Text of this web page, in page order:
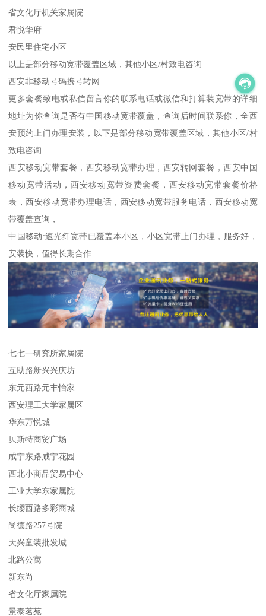
省文化厅机关家属院
君悦华府
安民里住宅小区
以上是部分移动宽带覆盖区域，其他小区/村致电咨询
西安非移动号码携号转网
更多套餐致电或私信留言你的联系电话或微信和打算装宽带的详细
地址为你查询是否有中国移动宽带覆盖，查询后时间联系你，全西
安预约上门办理安装，以下是部分移动宽带覆盖区域，其他小区/村
致电咨询
西安移动宽带套餐，西安移动宽带办理，西安转网套餐，西安中国
移动宽带活动，西安移动宽带资费套餐，西安移动宽带套餐价格
表，西安移动宽带办理电话，西安移动宽带服务电话，西安移动宽
带覆盖查询，
中国移动:速光纤宽带已覆盖本小区，小区宽带上门办理，服务好，
安装快，值得长期合作
七七一研究所家属院
互助路新兴兴庆坊
东元西路元丰怡家
西安理工大学家属区
华东万悦城
贝斯特商贸广场
咸宁东路咸宁花园
西北小商品贸易中心
工业大学东家属院
长缨西路多彩商城
尚德路257号院
天兴童装批发城
北路公寓
新东尚
省文化厅家属院
景泰茗苑